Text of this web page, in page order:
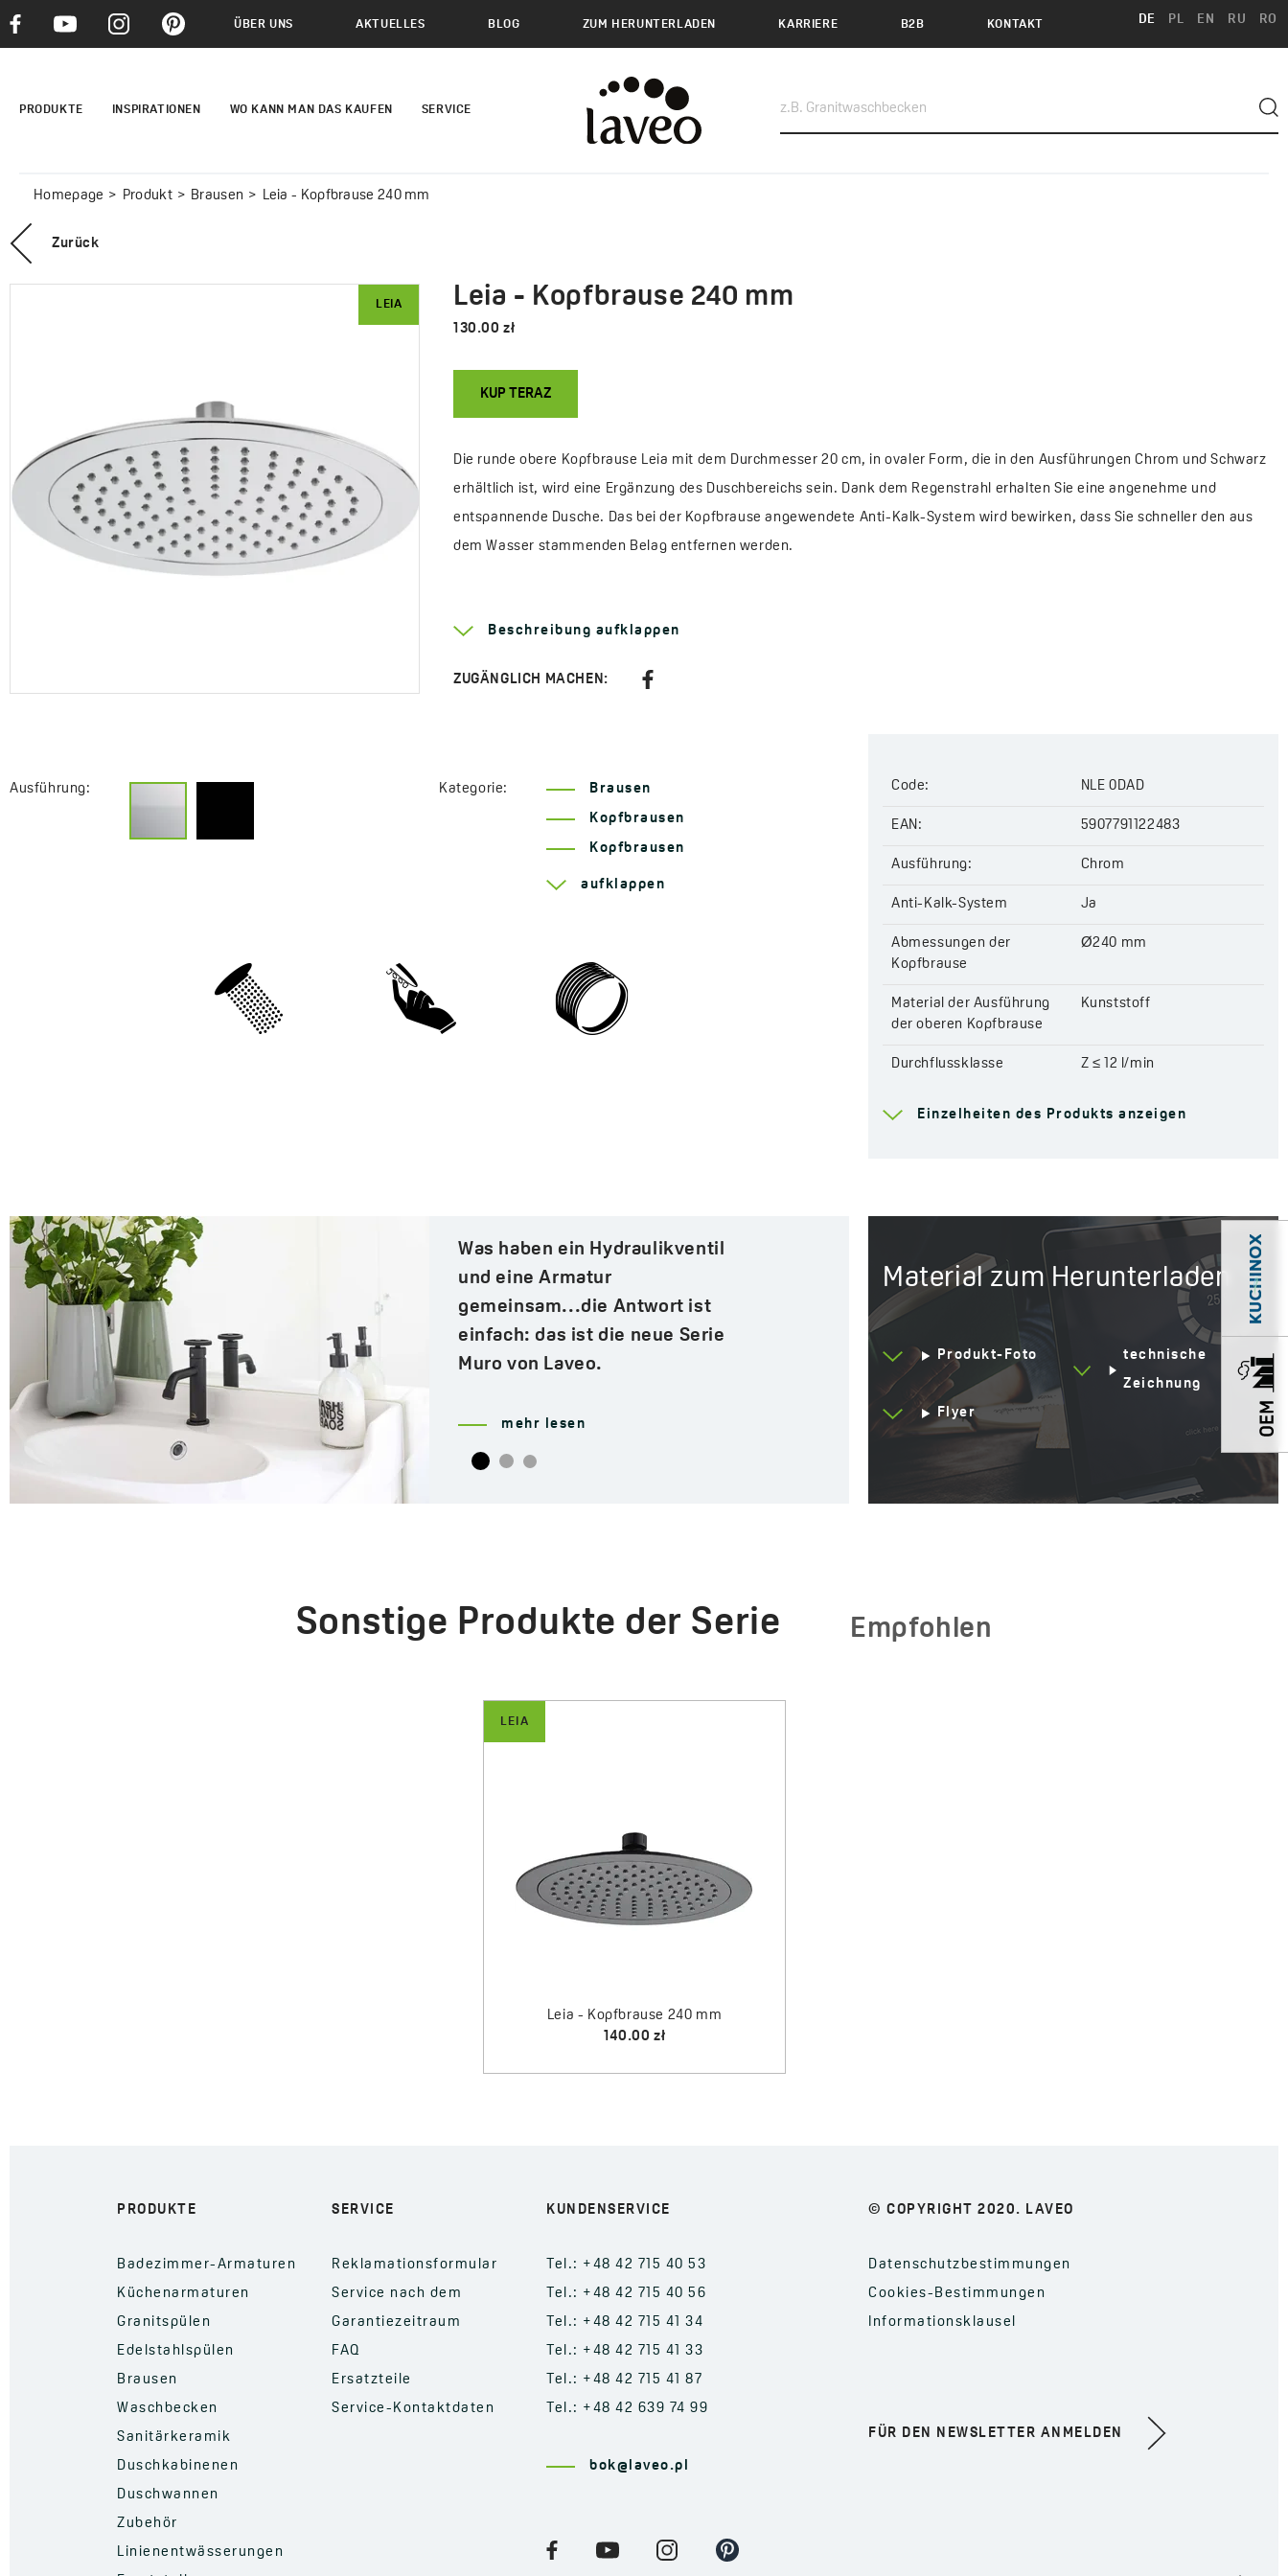
ÜBER UNS AKTUELLES BLOG ZUM HERUNTERLADEN KARRIERE B2B KONTAKT DE PL EN RU RO
PRODUKTE INSPIRATIONEN WO KANN MAN DAS KAUFEN SERVICE
Homepage Produkt Brausen Leia - Kopfbrause 240 mm
Zurück
LEIA Leia - Kopfbrause 240 mm
130.00 zł
KUP TERAZ
Die runde obere Kopfbrause Leia mit dem Durchmesser 20 cm, in ovaler Form, die in den Ausführungen Chrom und Schwarz
erhältlich ist, wird eine Ergänzung des Duschbereichs sein. Dank dem Regenstrahl erhalten Sie eine angenehme und
entspannende Dusche. Das bei der Kopfbrause angewendete Anti-Kalk-System wird bewirken, dass Sie schneller den aus
dem Wasser stammenden Belag entfernen werden.
Abmessungen der Kopfbrause:
EAN: 5907791122483
Beschreibung aufklappen
ZUGÄNGLICH MACHEN:
Ausführung: Kategorie: Brausen
Kopfbrausen
Kopfbrausen
Zubehör
aufklappen
Code: NLE 0DAD
EAN: 5907791122483
Ausführung: Chrom
Anti-Kalk-System Ja
Abmessungen der
Kopfbrause
Ø240 mm
Material der Ausführung
der oberen Kopfbrause
Kunststoff
Durchflussklasse Z ≤ 12 l/min
Einzelheiten des Produkts anzeigen
Wie kann man für einen Loft-Stil
im Badezimmer sorgen?
mehr lesen
Material zum Herunterladen
Produkt-Foto
technische
Zeichnung
Flyer
Sonstige Produkte der Serie Empfohlen
LEIA
Leia - Kopfbrause 240 mm
140.00 zł
PRODUKTE
Badezimmer-Armaturen
Küchenarmaturen
Granitspülen
Edelstahlspülen
Brausen
Waschbecken
Sanitärkeramik
Duschkabinenen
Duschwannen
Zubehör
Linienentwässerungen
SERVICE
Reklamationsformular
Service nach dem
Garantiezeitraum
FAQ
Ersatzteile
Service-Kontaktdaten
KUNDENSERVICE
Tel.: +48 42 715 40 53
Tel.: +48 42 715 40 56
Tel.: +48 42 715 41 34
Tel.: +48 42 715 41 33
Tel.: +48 42 715 41 87
Tel.: +48 42 639 74 99
bok@laveo.pl
© COPYRIGHT 2020. LAVEO
Datenschutzbestimmungen
Cookies-Bestimmungen
Informationsklausel
FÜR DEN NEWSLETTER ANMELDEN